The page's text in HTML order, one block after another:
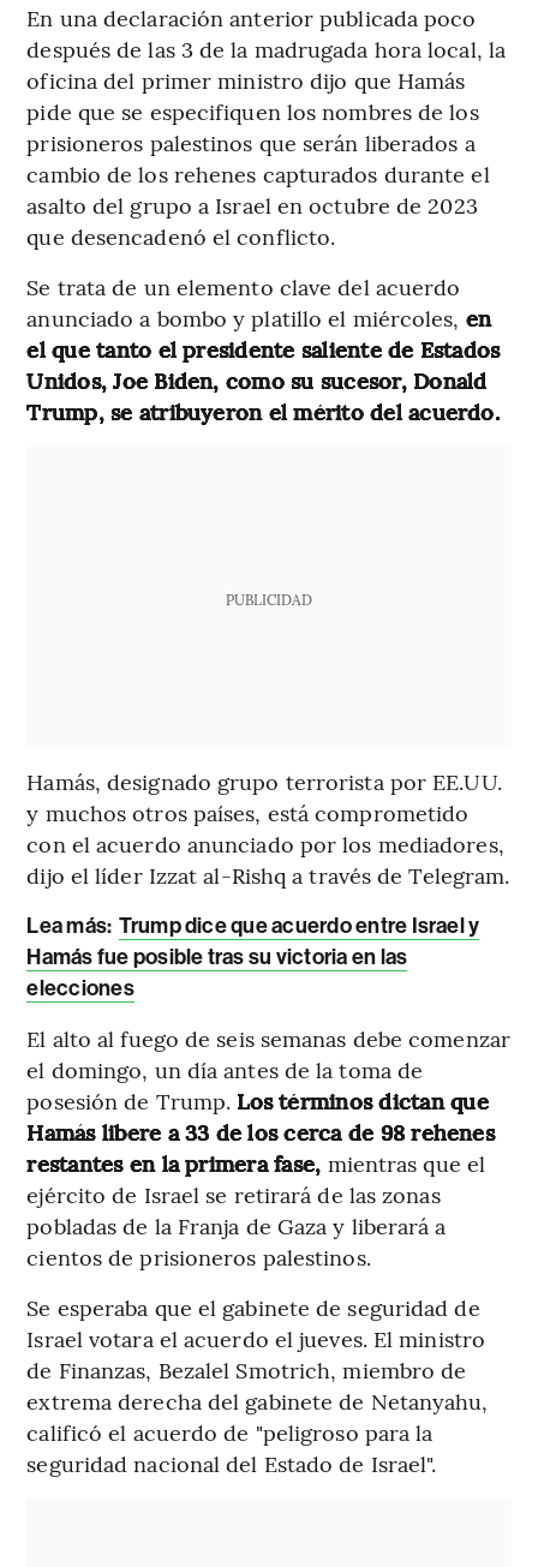
En una declaración anterior publicada poco
después de las 3 de la madrugada hora local, la
oficina del primer ministro dijo que Hamás
pide que se especifiquen los nombres de los
prisioneros palestinos que serán liberados a
cambio de los rehenes capturados durante el
asalto del grupo a Israel en octubre de 2023
que desencadenó el conflicto.
Se trata de un elemento clave del acuerdo
anunciado a bombo y platillo el miércoles, en
el que tanto el presidente saliente de Estados
Unidos, Joe Biden, como su sucesor, Donald
Trump, se atribuyeron el mérito del acuerdo.
PUBLICIDAD
Hamás, designado grupo terrorista por EE.UU.
y muchos otros países, está comprometido
con el acuerdo anunciado por los mediadores,
dijo el líder Izzat al-Rishq a través de Telegram.
Lea más: Trump dice que acuerdo entre Israel y
Hamás fue posible tras su victoria en las
elecciones
El alto al fuego de seis semanas debe comenzar
el domingo, un día antes de la toma de
posesión de Trump. Los términos dictan que
Hamás libere a 33 de los cerca de 98 rehenes
restantes en la primera fase, mientras que el
ejército de Israel se retirará de las zonas
pobladas de la Franja de Gaza y liberará a
cientos de prisioneros palestinos.
Se esperaba que el gabinete de seguridad de
Israel votara el acuerdo el jueves. El ministro
de Finanzas, Bezalel Smotrich, miembro de
extrema derecha del gabinete de Netanyahu,
calificó el acuerdo de "peligroso para la
seguridad nacional del Estado de Israel".